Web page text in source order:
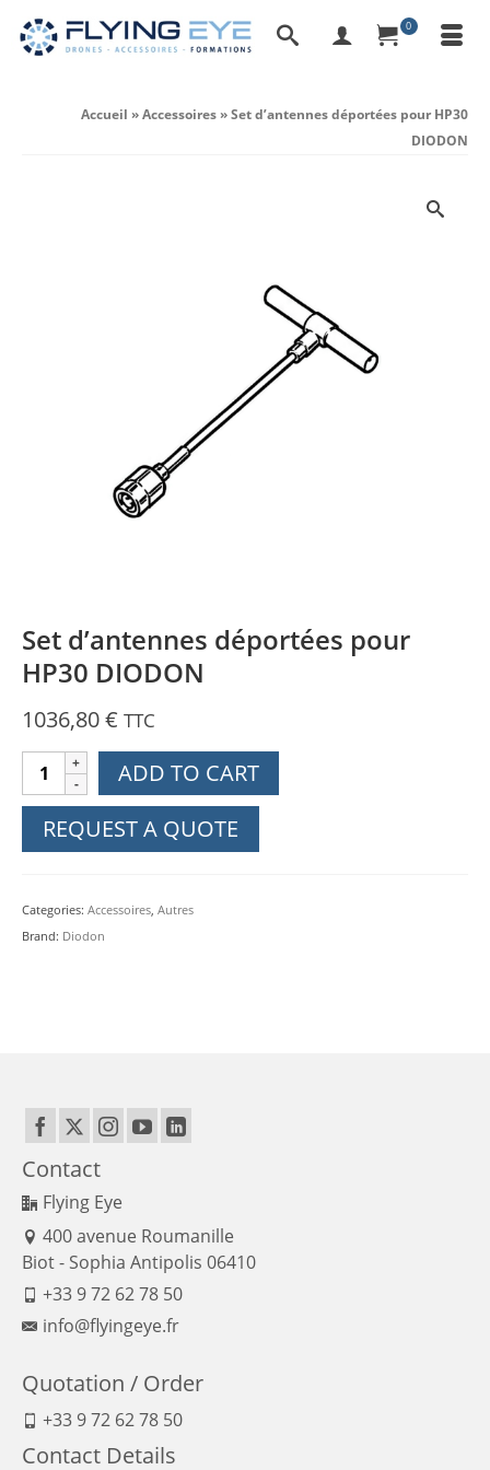
0
Accueil »Accessoires»Set d’antennes déportées pour HP30
DIODON
Set d’antennes déportées pour
HP30 DIODON
1036,80€ TTC
Set
d’antennes
déportées
pour
quantity
ADD TO CART
REQUEST A QUOTE
Categories: Accessoires, Autres
Brand: Diodon
Contact
Flying Eye
400 avenue Roumanille
Biot - Sophia Antipolis 06410
+33 9 72 62 78 50
info@flyingeye.fr
Quotation / Order
+33 9 72 62 78 50
Contact Details